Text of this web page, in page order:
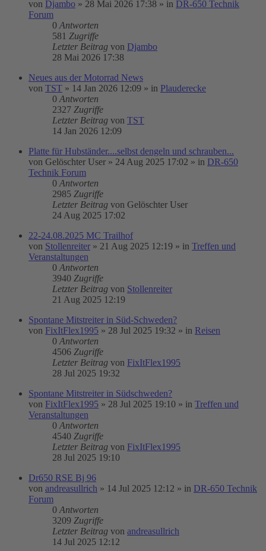
von Djambo » 28 Mai 2026 17:38 » in DR-650 Technik
Forum
0 Antworten
581 Zugriffe
Letzter Beitrag von Djambo
28 Mai 2026 17:38
Neues aus der Motorrad News
von TST » 14 Jan 2026 12:09 » in Plauderecke
0 Antworten
2327 Zugriffe
Letzter Beitrag von TST
14 Jan 2026 12:09
Platte für Hubständer....selbst dengeln und schrauben...
von Gelöschter User » 24 Aug 2025 17:02 » in DR-650
Technik Forum
0 Antworten
2985 Zugriffe
Letzter Beitrag von Gelöschter User
24 Aug 2025 17:02
22-24.08.2025 MC Trailhof
von Stollenreiter » 21 Aug 2025 12:19 » in Treffen und
Veranstaltungen
0 Antworten
3940 Zugriffe
Letzter Beitrag von Stollenreiter
21 Aug 2025 12:19
Spontane Mitstreiter in Süd-Schweden?
von FixItFlex1995 » 28 Jul 2025 19:32 » in Reisen
0 Antworten
4506 Zugriffe
Letzter Beitrag von FixItFlex1995
28 Jul 2025 19:32
Spontane Mitstreiter in Südschweden?
von FixItFlex1995 » 28 Jul 2025 19:10 » in Treffen und
Veranstaltungen
0 Antworten
4540 Zugriffe
Letzter Beitrag von FixItFlex1995
28 Jul 2025 19:10
Dr650 RSE Bj 96
von andreasullrich » 14 Jul 2025 12:12 » in DR-650 Technik
Forum
0 Antworten
3209 Zugriffe
Letzter Beitrag von andreasullrich
14 Jul 2025 12:12